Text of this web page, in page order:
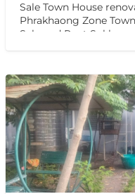
Sale Town House
Phrakhaong Zone
Sale and Rent